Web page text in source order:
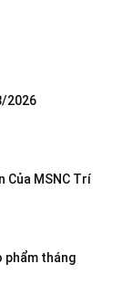
2026
Của MSNC Trí
phẩm tháng